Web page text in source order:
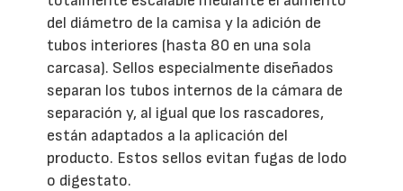
del diámetro de la camisa y la adición de
tubos interiores (hasta 80 en una sola
carcasa). Sellos especialmente diseñados
separan los tubos internos de la cámara de
separación y, al igual que los rascadores,
están adaptados a la aplicación del
producto. Estos sellos evitan fugas de lodo
o digestato.